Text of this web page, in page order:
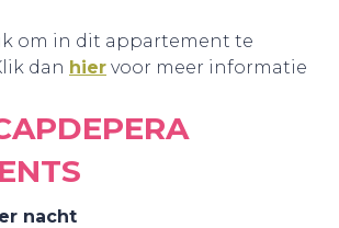
om in dit appartement te
dan hier voor meer informatie
nacht